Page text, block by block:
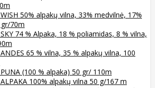
50% alpakų vilna, 33% medvilnė, 17%
70m
74 % Alpaka, 18 % poliamidas, 8 % vilna,
65 % vilna, 35 % alpakų vilna, 100
(100 % alpaka) 50 gr/ 110m
100% alpakų vilna 50 g/167 m